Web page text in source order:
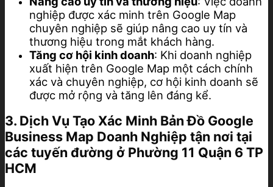
nghiệp được xác minh trên Google Map
chuyên nghiệp sẽ giúp nâng cao uy tín và
thương hiệu trong mắt khách hàng.
Tăng cơ hội kinh doanh: Khi doanh nghiệp
xuất hiện trên Google Map một cách chính
xác và chuyên nghiệp, cơ hội kinh doanh sẽ
được mở rộng và tăng lên đáng kể.
3. Dịch Vụ Tạo Xác Minh Bản Đồ Google
Business Map Doanh Nghiệp tận nơi tại
các tuyến đường ở Phường 11 Quận 6 TP
HCM